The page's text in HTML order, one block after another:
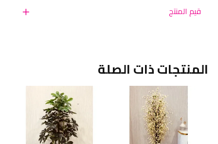
قيم المنتج
المنتجات ذات الصلة